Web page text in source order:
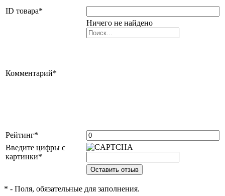
ID товара*
Комментарий*
Ничего не найдено
Рейтинг*
Введите цифры с
картинки*
* - Поля, обязательные для заполнения.